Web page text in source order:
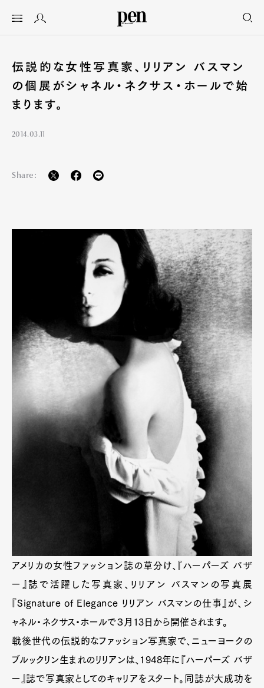
伝説的な女性写真家、リリアン バスマン
の個展がシャネル・ネクサス・ホールで始
まります。
2014.03.11
Share:
アメリカの女性ファッション誌の草分け、『ハーパーズ バザ
ー』誌で活躍した写真家、リリアン バスマンの写真展
『Signature of Elegance リリアン バスマンの仕事』が、シ
ャネル・ネクサス・ホールで３月13日から開催されます。
戦後世代の伝説的なファッション写真家で、ニューヨークの
ブルックリン生まれのリリアンは、1948年に『ハーパーズ バザ
ー』誌で写真家としてのキャリアをスタート。同誌が大成功を